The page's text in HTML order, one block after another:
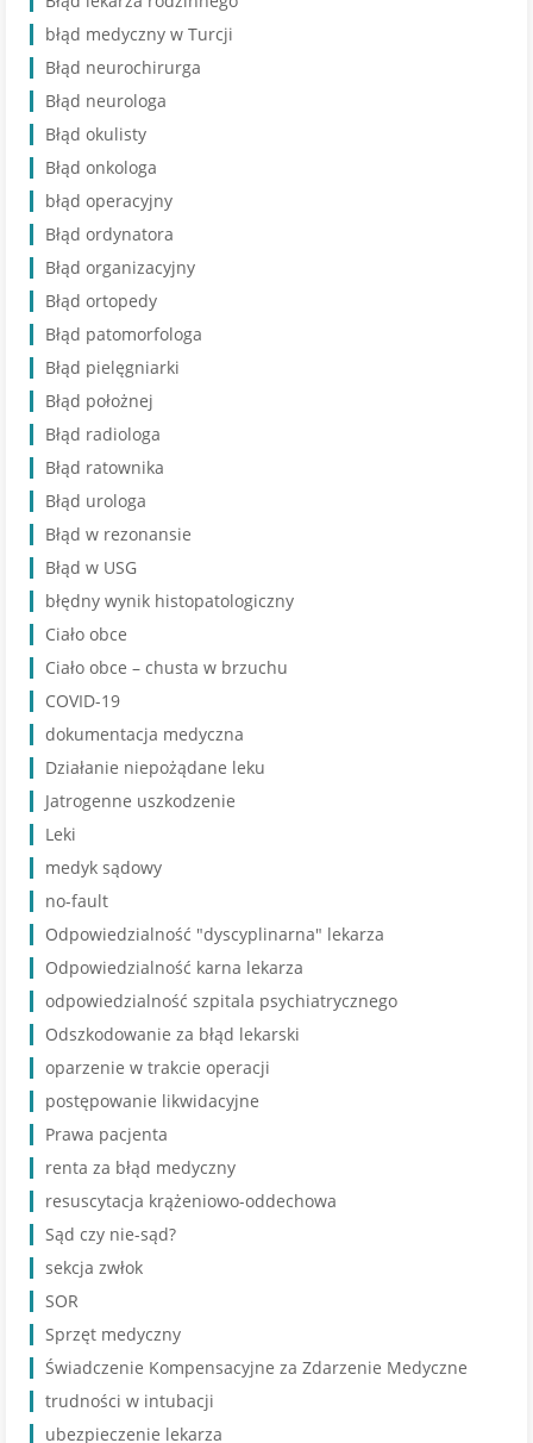
błąd medyczny w Turcji
Błąd neurochirurga
Błąd neurologa
Błąd okulisty
Błąd onkologa
błąd operacyjny
Błąd ordynatora
Błąd organizacyjny
Błąd ortopedy
Błąd patomorfologa
Błąd pielęgniarki
Błąd położnej
Błąd radiologa
Błąd ratownika
Błąd urologa
Błąd w rezonansie
Błąd w USG
błędny wynik histopatologiczny
Ciało obce
Ciało obce – chusta w brzuchu
COVID-19
dokumentacja medyczna
Działanie niepożądane leku
Jatrogenne uszkodzenie
Leki
medyk sądowy
no-fault
Odpowiedzialność "dyscyplinarna" lekarza
Odpowiedzialność karna lekarza
odpowiedzialność szpitala psychiatrycznego
Odszkodowanie za błąd lekarski
oparzenie w trakcie operacji
postępowanie likwidacyjne
Prawa pacjenta
renta za błąd medyczny
resuscytacja krążeniowo-oddechowa
Sąd czy nie-sąd?
sekcja zwłok
SOR
Sprzęt medyczny
Świadczenie Kompensacyjne za Zdarzenie Medyczne
trudności w intubacji
ubezpieczenie lekarza